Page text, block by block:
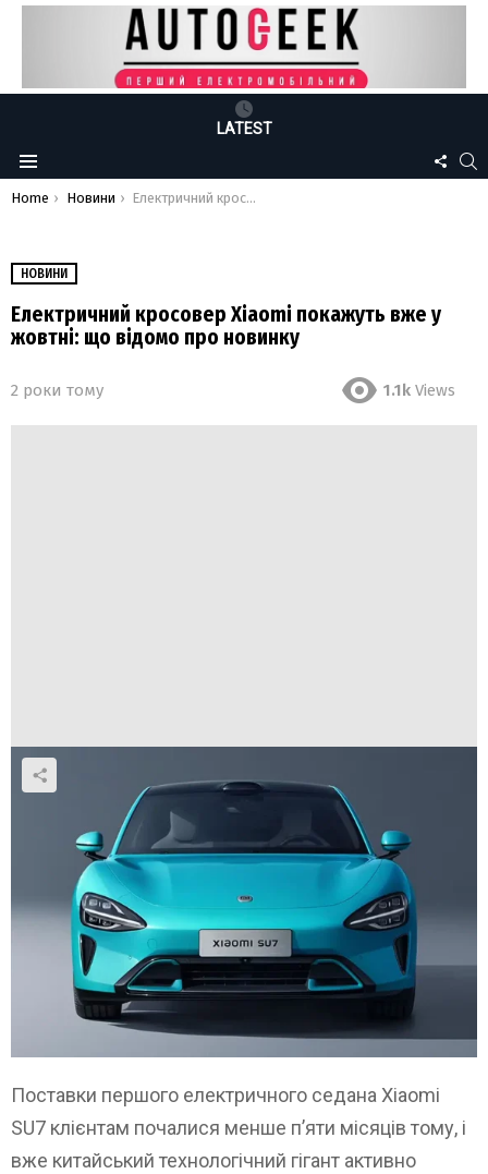
LATEST
Menu
US
You are here:
Home Новини Електричний кросовер Xiaomi покажуть вже у жовтні: що відомо про новинку
НОВИНИ
Електричний кросовер Xiaomi покажуть вже у
жовтні: що відомо про новинку
2 роки тому 1.1k Views
Поставки першого електричного седана Xiaomi
SU7 клієнтам почалися менше п’яти місяців тому, і
вже китайський технологічний гігант активно